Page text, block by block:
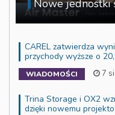
Nowe jednostki
CAREL zatwierdza
przychody wyższe o
WIADOMOŚCI 7
Trina Storage i OX2
dzięki nowemu